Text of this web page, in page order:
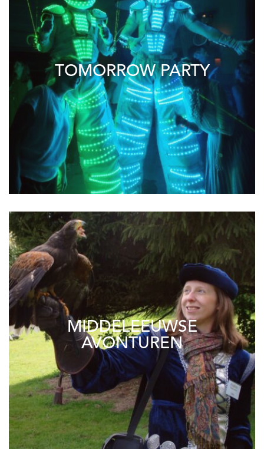
TOMORROW PARTY
MIDDELEEUWSE
AVONTUREN